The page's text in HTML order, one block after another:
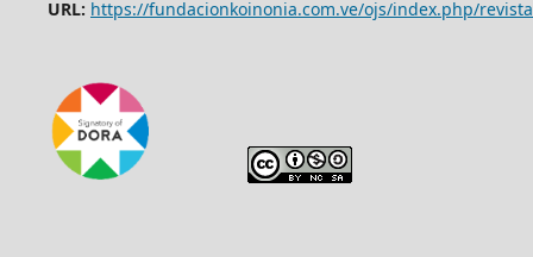
URL: https://fundacionkoinonia.com.ve/ojs/index.php/